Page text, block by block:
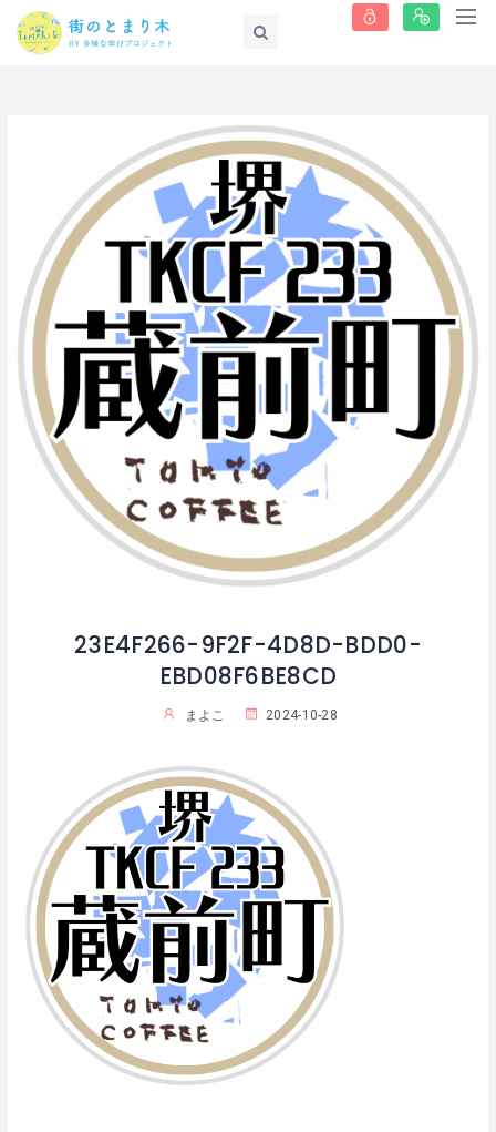
23E4F266-9F2F-4D8D-BDD0-
EBD08F6BE8CD
まよこ 2024-10-28